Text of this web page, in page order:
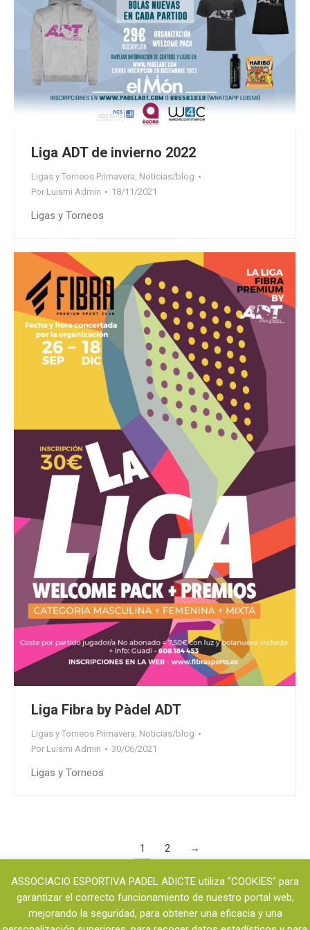
Liga ADT de invierno 2022
Ligas y Torneos Primavera Noticias/blog
Por Luismi Admin 18/11/2021
Ligas y Torneos
Liga Fibra by Pàdel ADT
Ligas y Torneos Primavera, Noticias/blog
Por Luismi Admin 30/06/2021
Ligas y Torneos
1 2 →
ASSOCIACIO ESPORTIVA PADEL ADICTE utiliza "COOKIES" para
garantizar el correcto funcionamiento de nuestro portal web,
mejorando la seguridad, para obtener una eficacia y una